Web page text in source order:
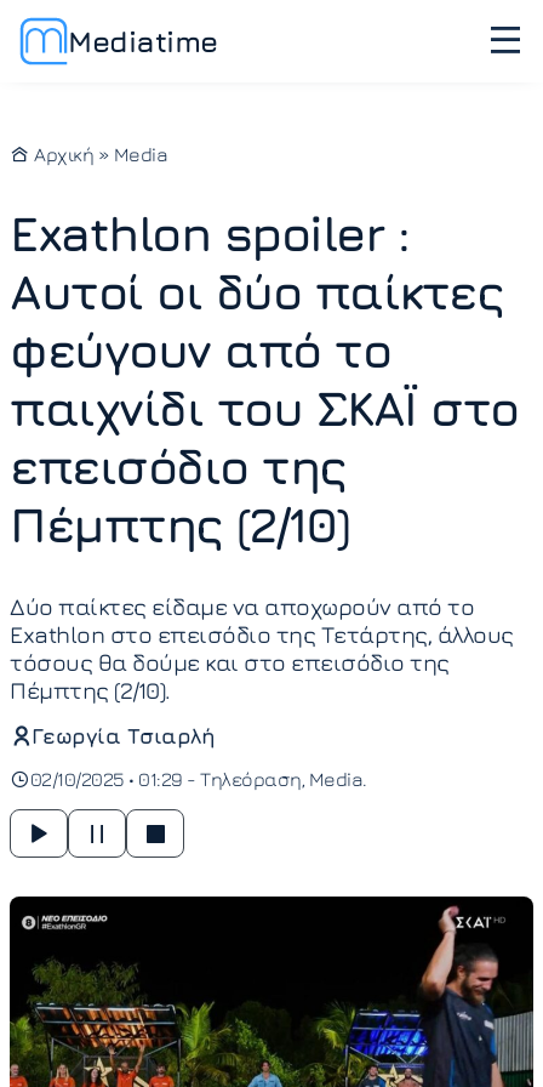
Mediatime
Αρχική » Media
Exathlon spoiler :
Αυτοί οι δύο παίκτες
φεύγουν από το
παιχνίδι του ΣΚΑΪ στο
επεισόδιο της
Πέμπτης (2/10)
Δύο παίκτες είδαμε να αποχωρούν από το
Exathlon στο επεισόδιο της Τετάρτης, άλλους
τόσους θα δούμε και στο επεισόδιο της
Πέμπτης (2/10).
Γεωργία Τσιαρλή
02/10/2025 • 01:29 - Τηλεόραση Media